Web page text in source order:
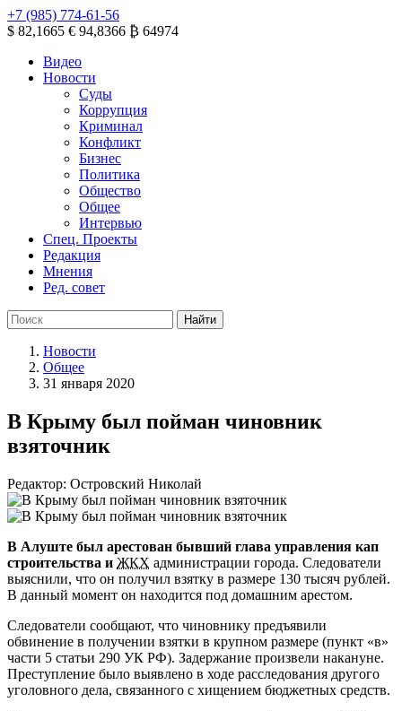
+7 (985) 774-61-56
$ 82,1665 € 94,8366 ₿ 64974
Видео
Новости
Суды
Коррупция
Криминал
Конфликт
Бизнес
Политика
Общество
Общее
Интервью
Спец. Проекты
Редакция
Мнения
Ред. совет
Новости
Общее
31 января 2020
В Крыму был пойман чиновник
взяточник
Редактор: Островский Николай
В Алуште был арестован бывший глава управления кап
строительства и ЖКХ администрации города. Следователи
выяснили, что он получил взятку в размере 130 тысяч рублей.
В данный момент он находится под домашним арестом.
Следователи сообщают, что чиновнику предъявили
обвинение в получении взятки в крупном размере (пункт «в»
части 5 статьи 290 УК РФ). Задержание произвели накануне.
Преступление было выявлено в ходе расследования другого
уголовного дела, связанного с хищением бюджетных средств.